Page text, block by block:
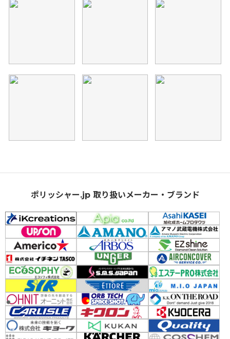
ポリッシャー.jp 取り扱いメーカー・ブランド